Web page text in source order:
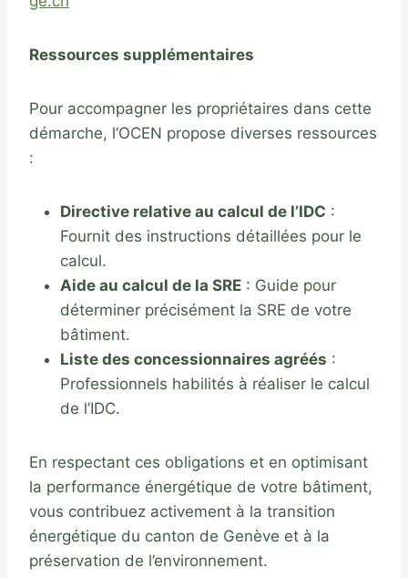
Ressources supplémentaires
Pour accompagner les propriétaires dans cette
démarche, l’OCEN propose diverses ressources
:
Directive relative au calcul de l’IDC :
Fournit des instructions détaillées pour le
calcul.
Aide au calcul de la SRE : Guide pour
déterminer précisément la SRE de votre
bâtiment.
Liste des concessionnaires agréés :
Professionnels habilités à réaliser le calcul
de l’IDC.
En respectant ces obligations et en optimisant
la performance énergétique de votre bâtiment,
vous contribuez activement à la transition
énergétique du canton de Genève et à la
préservation de l’environnement.